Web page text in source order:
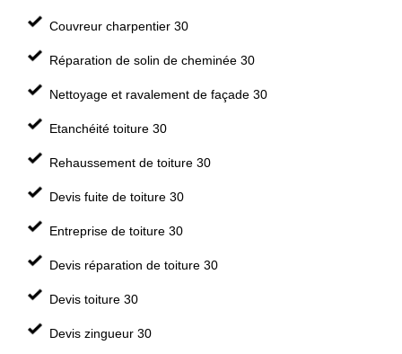
Couvreur charpentier 30
Réparation de solin de cheminée 30
Nettoyage et ravalement de façade 30
Etanchéité toiture 30
Rehaussement de toiture 30
Devis fuite de toiture 30
Entreprise de toiture 30
Devis réparation de toiture 30
Devis toiture 30
Devis zingueur 30